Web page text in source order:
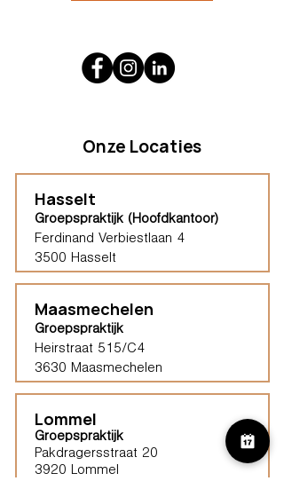
Onze Locaties
Hasselt
Groepspraktijk (Hoofdkantoor)
Ferdinand Verbiestlaan 4
3500 Hasselt
Maasmechelen
Groepspraktijk
Heirstraat 515/C4
3630 Maasmechelen​
Lommel
Groepspraktijk
Pakdragersstraat 20
3920 Lommel